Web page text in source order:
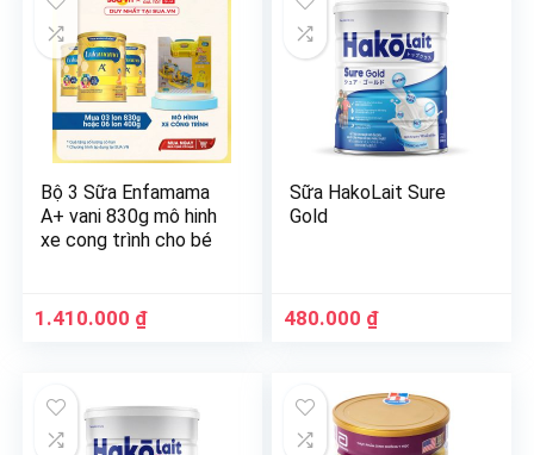
Bộ 3 Sữa Enfamama
A+ vani 830g mô hinh
xe cong trình cho bé
1.410.000 ₫
Sữa HakoLait Sure
Gold
480.000 ₫